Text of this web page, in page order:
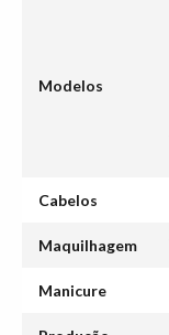
Modelos
Cabelos
Maquilhagem
Manicure